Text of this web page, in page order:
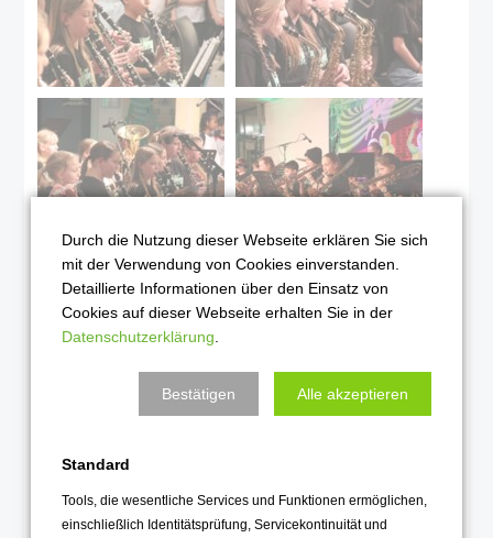
Durch die Nutzung dieser Webseite erklären Sie sich
mit der Verwendung von Cookies einverstanden.
Detaillierte Informationen über den Einsatz von
Cookies auf dieser Webseite erhalten Sie in der
Datenschutzerklärung
Bestätigen Alle akzeptieren
Standard
Tools, die wesentliche Services und Funktionen ermöglichen,
einschließlich Identitätsprüfung, Servicekontinuität und